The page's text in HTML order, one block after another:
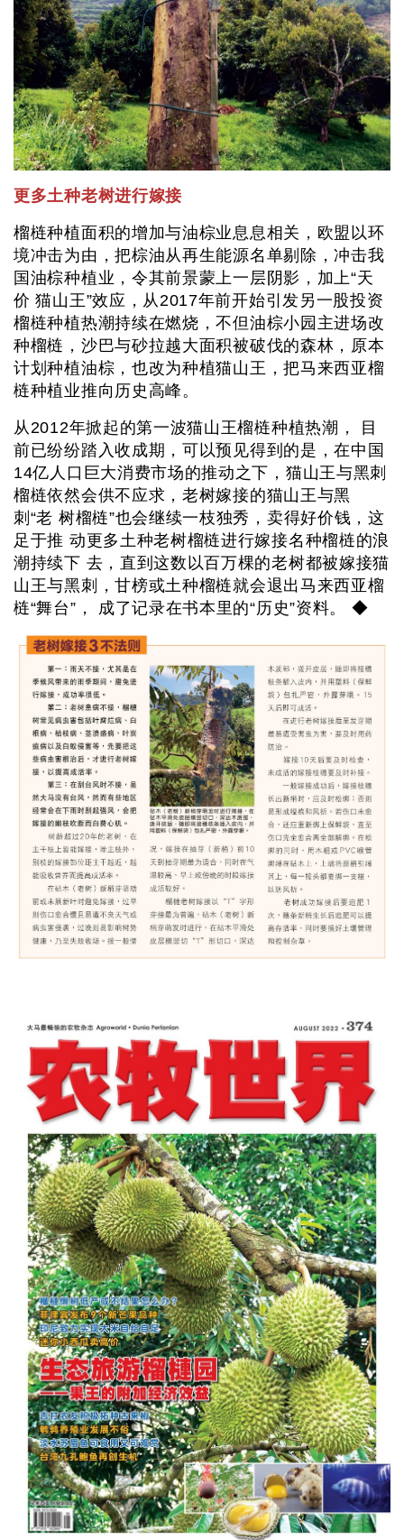
更多土种老树进行嫁接
榴梿种植面积的增加与油棕业息息相关，欧盟以环
境冲击为由，把棕油从再生能源名单剔除，冲击我
国油棕种植业，令其前景蒙上一层阴影，加上“天
价 猫山王”效应，从2017年前开始引发另一股投资
榴梿种植热潮持续在燃烧，不但油棕小园主进场改
种榴梿，沙巴与砂拉越大面积被破伐的森林，原本
计划种植油棕，也改为种植猫山王，把马来西亚榴
梿种植业推向历史高峰。
从2012年掀起的第一波猫山王榴梿种植热潮， 目
前已纷纷踏入收成期，可以预见得到的是，在中国
14亿人口巨大消费市场的推动之下，猫山王与黑刺
榴梿依然会供不应求，老树嫁接的猫山王与黑
刺“老 树榴梿”也会继续一枝独秀，卖得好价钱，这
足于推 动更多土种老树榴梿进行嫁接名种榴梿的浪
潮持续下 去，直到这数以百万棵的老树都被嫁接猫
山王与黑刺，甘榜或土种榴梿就会退出马来西亚榴
梿“舞台”， 成了记录在书本里的“历史”资料。 ◆